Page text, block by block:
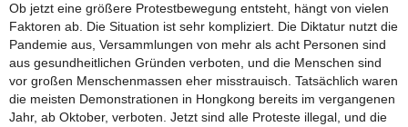
Ob jetzt eine größere Protestbewegung entsteht, hängt von vielen
Faktoren ab. Die Situation ist sehr kompliziert. Die Diktatur nutzt die
Pandemie aus, Versammlungen von mehr als acht Personen sind
aus gesundheitlichen Gründen verboten, und die Menschen sind
vor großen Menschenmassen eher misstrauisch. Tatsächlich waren
die meisten Demonstrationen in Hongkong bereits im vergangenen
Jahr, ab Oktober, verboten. Jetzt sind alle Proteste illegal, und die